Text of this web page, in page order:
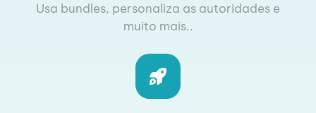
Usa bundles, personaliza as autoridades e
muito mais..